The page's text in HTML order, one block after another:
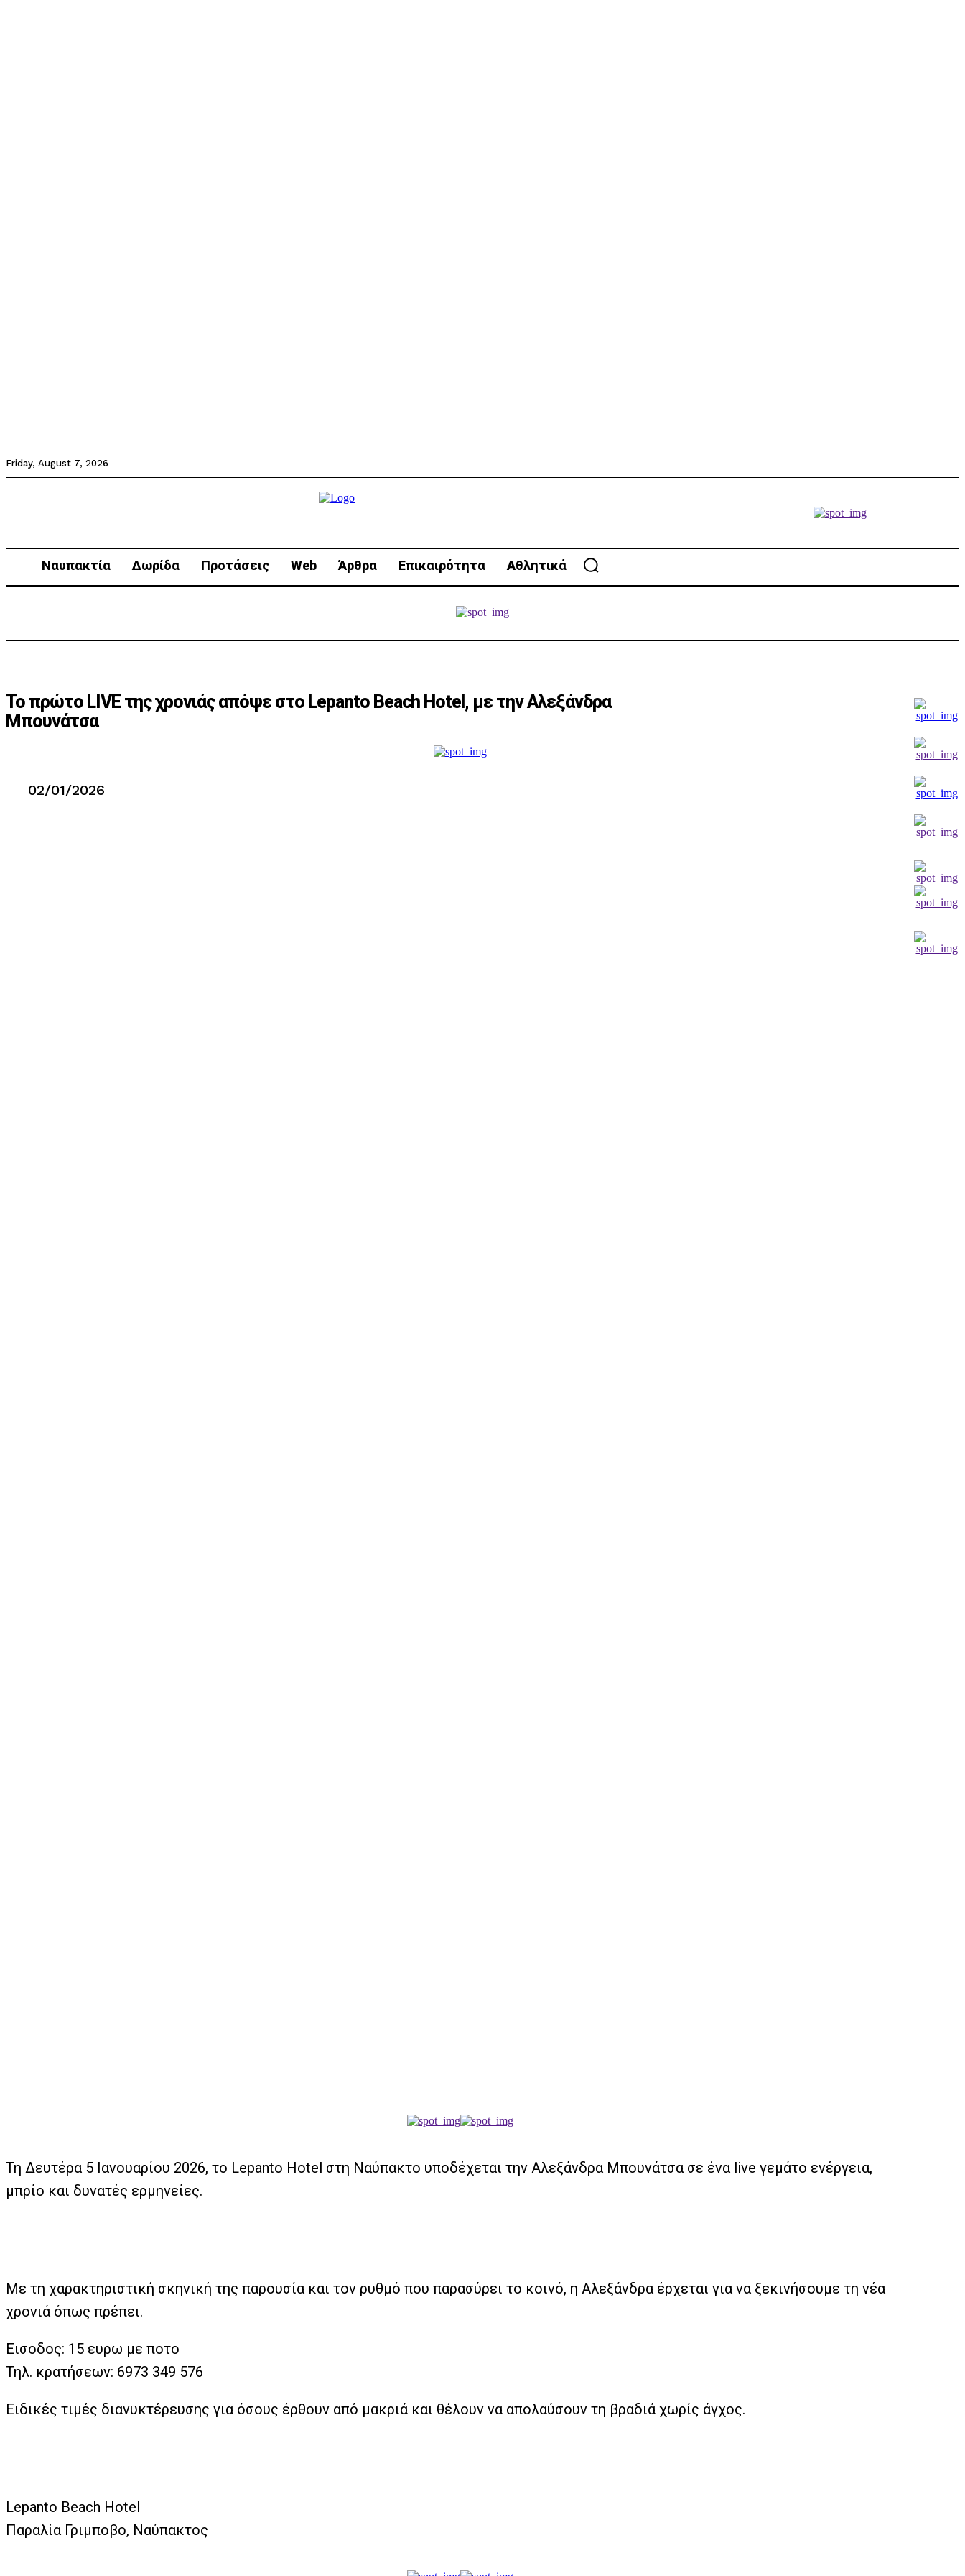
Friday, August 7, 2026
Ναυπακτία Δωρίδα Προτάσεις Web Άρθρα Επικαιρότητα Αθλητικά
Το πρώτο LIVE της χρονιάς απόψε στο Lepantο Beach Hotel, με την Αλεξάνδρα
Μπουνάτσα
02/01/2026
Τη Δευτέρα 5 Ιανουαρίου 2026, το Lepanto Hotel στη Ναύπακτο υποδέχεται την Αλεξάνδρα Μπουνάτσα σε ένα live γεμάτο ενέργεια,
μπρίο και δυνατές ερμηνείες.
Με τη χαρακτηριστική σκηνική της παρουσία και τον ρυθμό που παρασύρει το κοινό, η Αλεξάνδρα έρχεται για να ξεκινήσουμε τη νέα
χρονιά όπως πρέπει.
Εισοδος: 15 ευρω με ποτο
Τηλ. κρατήσεων: 6973 349 576
Ειδικές τιμές διανυκτέρευσης για όσους έρθουν από μακριά και θέλουν να απολαύσουν τη βραδιά χωρίς άγχος.
Lepanto Beach Hotel
Παραλία Γριμποβο, Ναύπακτος